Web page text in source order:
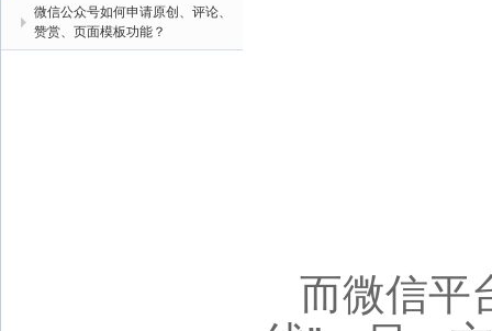
微信公众号如何申请原创、评论、
赞赏、页面模板功能？
而微信平